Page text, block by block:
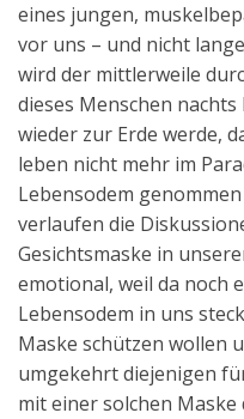
eines jungen,
vor uns – und nicht
wird der mittlerweile
dieses Menschen
wieder zur Erde werde,
leben nicht mehr im
Lebensodem
verlaufen die
Gesichtsmaske in
emotional, weil da noch
Lebensodem in uns
Maske schützen wollen
umgekehrt diejenigen
mit einer solchen